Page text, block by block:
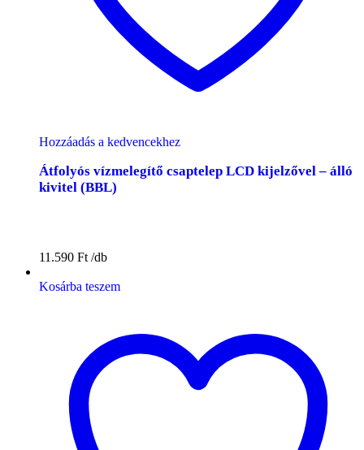
Hozzáadás a kedvencekhez
Átfolyós vízmelegítő csaptelep LCD kijelzővel – álló
kivitel (BBL)
11.590 Ft
Kosárba teszem